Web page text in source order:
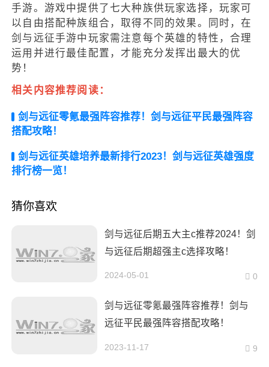
手游。游戏中提供了七大种族供玩家选择，玩家可
以自由搭配种族组合，取得不同的效果。同时，在
剑与远征手游中玩家需注意每个英雄的特性，合理
运用并进行最佳配置，才能充分发挥出最大的优
势！
相关内容推荐阅读：
剑与远征零氪最强阵容推荐！剑与远征平民最强阵容
搭配攻略！
剑与远征英雄培养最新排行2023！剑与远征英雄强度
排行榜一览！
猜你喜欢
剑与远征后期五大主c推荐2024！剑
与远征后期超强主c选择攻略！
2024-05-01 0
剑与远征零氪最强阵容推荐！剑与
远征平民最强阵容搭配攻略！
2023-11-17 9